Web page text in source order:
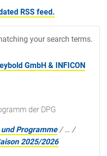
RSS feed.
your search terms.
date (newest first)
GmbH & INFICON
der DPG
Programme /… /
2025/2026